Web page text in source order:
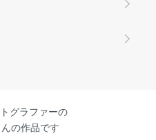
グラファーの
の作品です